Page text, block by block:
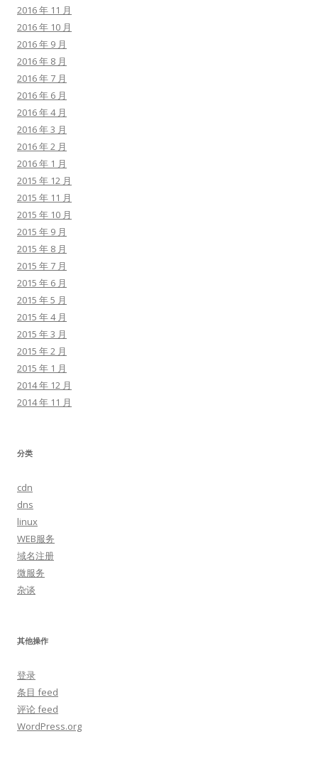
2016 年 11 月
2016 年 10 月
2016 年 9 月
2016 年 8 月
2016 年 7 月
2016 年 6 月
2016 年 4 月
2016 年 3 月
2016 年 2 月
2016 年 1 月
2015 年 12 月
2015 年 11 月
2015 年 10 月
2015 年 9 月
2015 年 8 月
2015 年 7 月
2015 年 6 月
2015 年 5 月
2015 年 4 月
2015 年 3 月
2015 年 2 月
2015 年 1 月
2014 年 12 月
2014 年 11 月
分类
cdn
dns
linux
WEB服务
域名注册
微服务
杂谈
其他操作
登录
条目 feed
评论 feed
WordPress.org